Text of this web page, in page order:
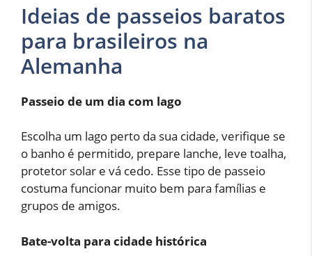
Ideias de passeios baratos
para brasileiros na
Alemanha
Passeio de um dia com lago
Escolha um lago perto da sua cidade, verifique se
o banho é permitido, prepare lanche, leve toalha,
protetor solar e vá cedo. Esse tipo de passeio
costuma funcionar muito bem para famílias e
grupos de amigos.
Bate-volta para cidade histórica